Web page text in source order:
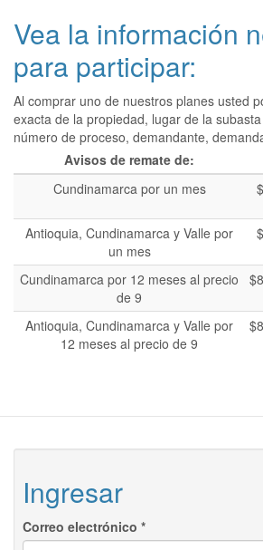
Vea la información
para participar:
Al comprar uno de nuestros planes usted
exacta de la propiedad, lugar de la
número de proceso, demandante,
Avisos de remate de:
Cundinamarca por un mes
Antioquia, Cundinamarca y Valle por
un mes
Cundinamarca por 12 meses al precio
de 9
Antioquia, Cundinamarca y Valle por
12 meses al precio de 9
Ingresar
Correo electrónico *